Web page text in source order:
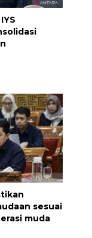
sesuai
muda